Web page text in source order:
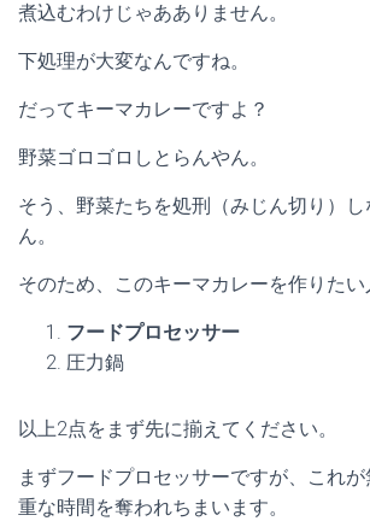
煮込むわけじゃあありません。
下処理が大変なんですね。
だってキーマカレーですよ？
野菜ゴロゴロしとらんやん。
そう、野菜たちを処刑（みじん切り）
ん。
そのため、このキーマカレーを作りたい
フードプロセッサー
圧力鍋
以上2点をまず先に揃えてください。
まずフードプロセッサーですが、これ
重な時間を奪われちまいます。